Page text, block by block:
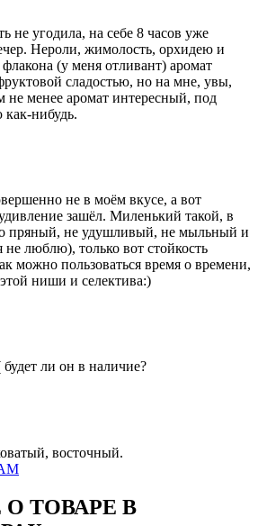
не угодила, на себе 8 часов уже
Нероли, жимолость, орхидею и
(у меня отливант) аромат
сладостью, но на мне, увы,
не менее аромат интересный, под
как-нибудь.
не в моём вкусе, а вот
зашёл. Миленький такой, в
пряный, не удушливый, не мыльный и
не люблю), только вот стойкость
можно пользоваться время о времени,
ниши и селектива:)
ли он в наличие?
восточный.
ТОВАРЕ В